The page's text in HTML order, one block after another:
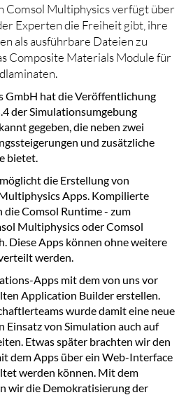
Comsol Multiphysics verfügt über
Experten die Freiheit gibt, ihre
als ausführbare Dateien zu
Composite Materials Module für
GmbH hat die Veröffentlichung
der Simulationsumgebung
gegeben, die neben zwei
und zusätzliche
bietet.
die Erstellung von
Apps. Kompilierte
Comsol Runtime - zum
Multiphysics oder Comsol
Diese Apps können ohne weitere
werden.
Apps mit dem von uns vor
Application Builder erstellen.
wurde damit eine neue
Einsatz von Simulation auch auf
Etwas später brachten wir den
dem Apps über ein Web-Interface
werden können. Mit dem
wir die Demokratisierung der